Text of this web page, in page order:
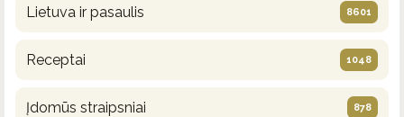
Lietuva ir pasaulis 8601
Receptai 1048
Įdomūs straipsniai 878